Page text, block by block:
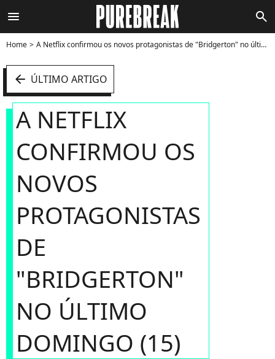
menu search
Home A Netflix confirmou os novos protagonistas de "Bridgerton" no último domingo (15) - Foto
arrow_left ÚLTIMO ARTIGO
A NETFLIX
CONFIRMOU OS
NOVOS
PROTAGONISTAS
DE
"BRIDGERTON"
NO ÚLTIMO
DOMINGO (15)